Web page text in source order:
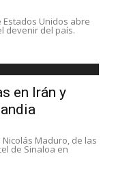
Unidos abre
devenir del país.
en Irán y
Maduro, de las
de Sinaloa en